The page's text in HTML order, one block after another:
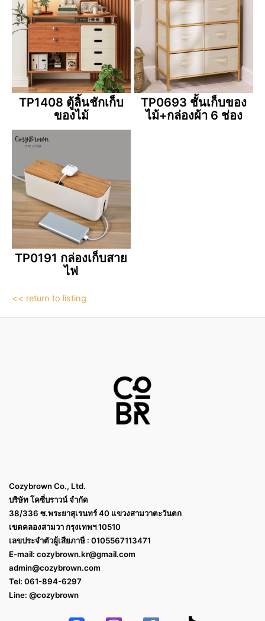
TP1408 ตู้ลิ้นชักเก็บ
ของไม้
TP0693 ชั้นเก็บของ
ไม้+กล่องผ้า 6 ช่อง
TP0191 กล่องเก็บสาย
ไฟ
<< return to listing
Cozybrown Co., Ltd.
บริษัท โคซี่บราวน์ จำกัด
38/336 ซ.พระยาสุเรนทร์ 40 แขวงสามวาตะวันตก
เขตคลองสามวา กรุงเทพฯ 10510
เลขประจำตัวผู้เสียภาษี : 0105567113471
E-mail: cozybrown.kr@gmail.com
admin@cozybrown.com
Tel: 061-894-6297
Line: @cozybrown